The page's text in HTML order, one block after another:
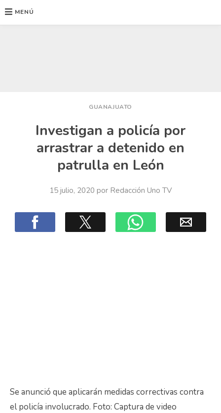
MENÚ
GUANAJUATO
Investigan a policía por
arrastrar a detenido en
patrulla en León
15 julio, 2020 por Redacción Uno TV
Se anunció que aplicarán medidas correctivas contra
el policía involucrado. Foto: Captura de video